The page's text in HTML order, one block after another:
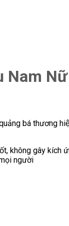
Nam
bá thương
không gây kích
người